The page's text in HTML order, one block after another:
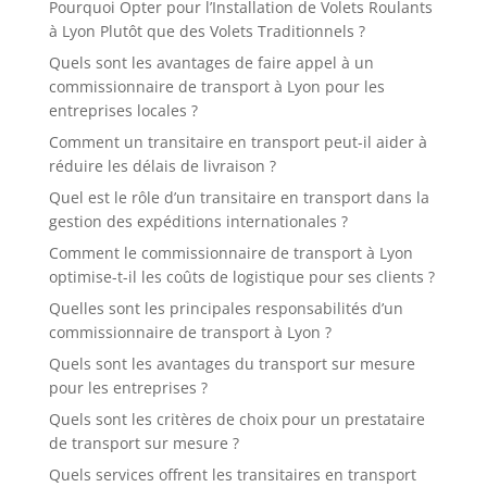
Pourquoi Opter pour l’Installation de Volets Roulants
à Lyon Plutôt que des Volets Traditionnels ?
Quels sont les avantages de faire appel à un
commissionnaire de transport à Lyon pour les
entreprises locales ?
Comment un transitaire en transport peut-il aider à
réduire les délais de livraison ?
Quel est le rôle d’un transitaire en transport dans la
gestion des expéditions internationales ?
Comment le commissionnaire de transport à Lyon
optimise-t-il les coûts de logistique pour ses clients ?
Quelles sont les principales responsabilités d’un
commissionnaire de transport à Lyon ?
Quels sont les avantages du transport sur mesure
pour les entreprises ?
Quels sont les critères de choix pour un prestataire
de transport sur mesure ?
Quels services offrent les transitaires en transport